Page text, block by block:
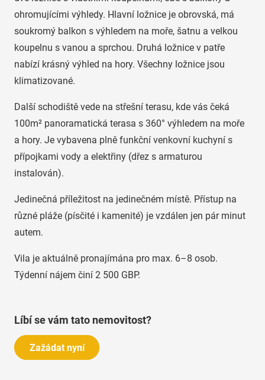
ohromujícími výhledy. Hlavní ložnice je obrovská, má
soukromý balkon s výhledem na moře, šatnu a velkou
koupelnu s vanou a sprchou. Druhá ložnice v patře
nabízí krásný výhled na hory. Všechny ložnice jsou
klimatizované.
Další schodiště vede na střešní terasu, kde vás čeká
100m² panoramatická terasa s 360° výhledem na moře
a hory. Je vybavena plně funkční venkovní kuchyní s
přípojkami vody a elektřiny (dřez s armaturou
instalován).
Jedinečná příležitost na jedinečném místě. Přístup na
různé pláže (písčité i kamenité) je vzdálen jen pár minut
autem.
Vila je aktuálně pronajímána pro max. 6–8 osob.
Týdenní nájem činí 2 500 GBP.
Líbí se vám tato nemovitost?
Zažádat nyní